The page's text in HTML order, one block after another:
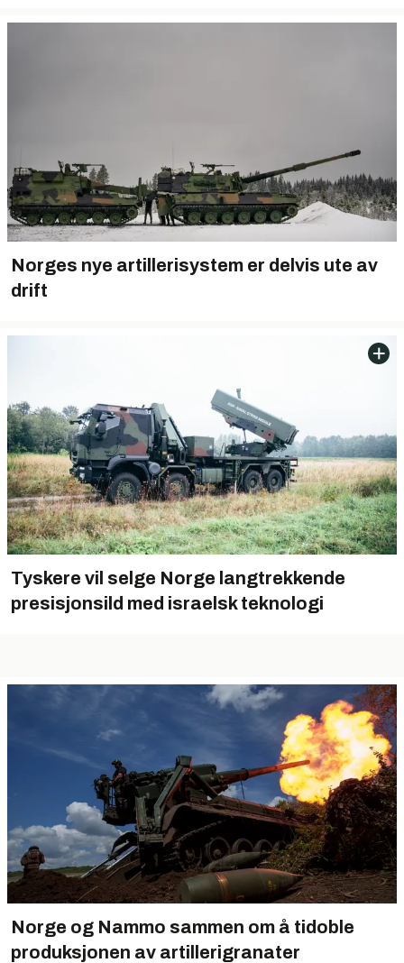
Norges nye artillerisystem er delvis ute av
drift
Tyskere vil selge Norge langtrekkende
presisjonsild med israelsk teknologi
Norge og Nammo sammen om å tidoble
produksjonen av artillerigranater